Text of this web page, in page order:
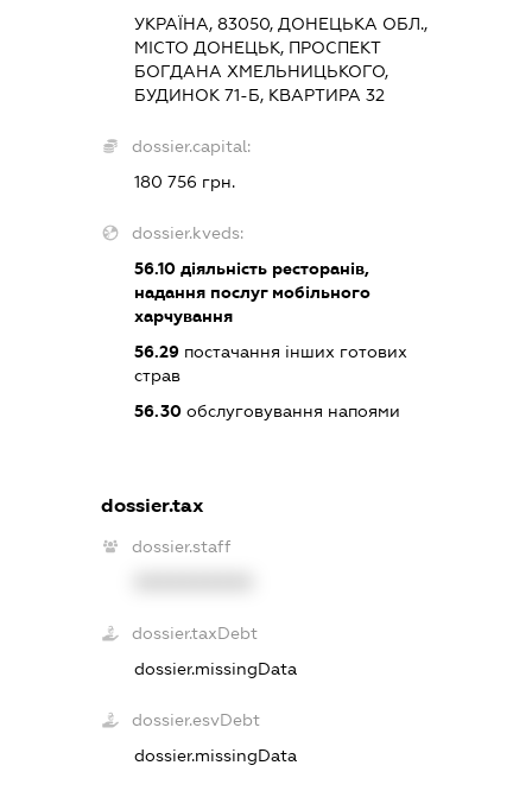
УКРАЇНА, 83050, ДОНЕЦЬКА ОБЛ.,
МІСТО ДОНЕЦЬК, ПРОСПЕКТ
БОГДАНА ХМЕЛЬНИЦЬКОГО,
БУДИНОК 71-Б, КВАРТИРА 32
dossier.capital:
180 756 грн.
dossier.kveds:
56.10діяльність ресторанів,
надання послуг мобільного
харчування
56.29постачання інших готових
страв
56.30обслуговування напоями
dossier.tax
dossier.staff
dossier.taxDebt
dossier.missingData
dossier.esvDebt
dossier.missingData